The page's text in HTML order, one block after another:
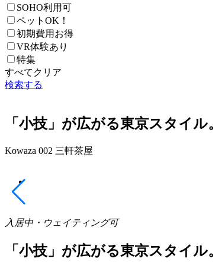
SOHO利用可
ペットOK！
初期費用お得
VR体験あり
特集
すべてクリア
検索する
「小技」が広がる東京スタイル。
Kowaza 002 三軒茶屋
入居中・ウェイティング可
「小技」が広がる東京スタイル。